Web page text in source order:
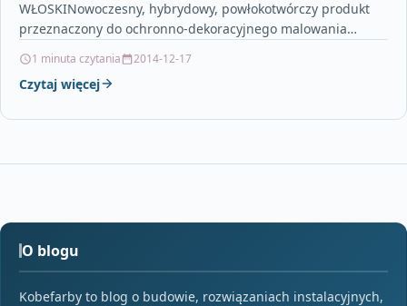
WŁOSKINowoczesny, hybrydowy, powłokotwórczy produkt
przeznaczony do ochronno-dekoracyjnego malowania
biologiczną ochronę charakterystyczną…
1 minuta czytania 2014-12-17
Czytaj więcej
O blogu
Kobefarby to blog o budowie, rozwiązaniach instalacyjnych,